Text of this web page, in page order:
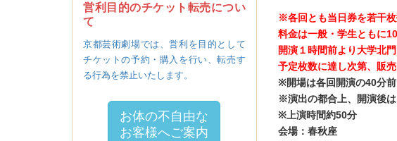
※各回とも当日券を若干枚
料金は一般・学生ともに
開演１時間前より大学北
予定枚数に達し次第、販
※開場は各回開演の40分前
※演出の都合上、開演後は
※上演時間約50分
会場：春秋座
営利目的のチケット転売につい
て
京都芸術劇場では、営利を目的として
チケットの予約・購入を行い、転売す
る行為を禁止いたします。
お体の不自由な
お客様へご案内